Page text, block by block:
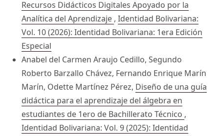
Recursos Didácticos Digitales Apoyado por la
Analítica del Aprendizaje , Identidad Bolivariana:
Vol. 10 (2026): Identidad Bolivariana: 1era Edición
Especial
Anabel del Carmen Araujo Cedillo, Segundo
Roberto Barzallo Chávez, Fernando Enrique Marín
Marín, Odette Martínez Pérez, Diseño de una guía
didáctica para el aprendizaje del álgebra en
estudiantes de 1ero de Bachillerato Técnico ,
Identidad Bolivariana: Vol. 9 (2025): Identidad